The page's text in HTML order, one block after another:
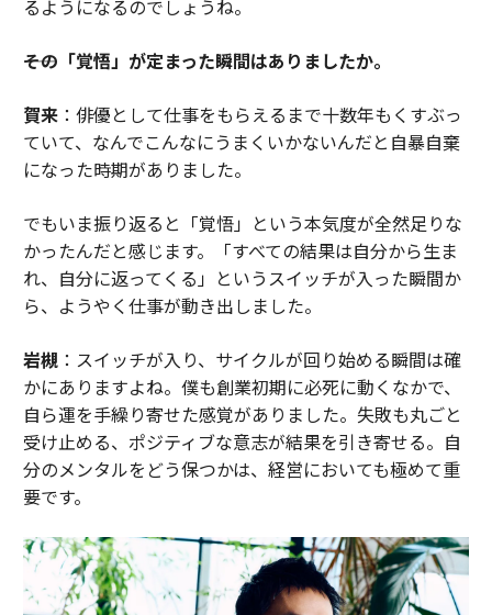
るようになるのでしょうね。
――その「覚悟」が定まった瞬間はありましたか。
賀来：俳優として仕事をもらえるまで十数年もくすぶっ
ていて、なんでこんなにうまくいかないんだと自暴自棄
になった時期がありました。
でもいま振り返ると「覚悟」という本気度が全然足りな
かったんだと感じます。「すべての結果は自分から生ま
れ、自分に返ってくる」というスイッチが入った瞬間か
ら、ようやく仕事が動き出しました。
岩槻：スイッチが入り、サイクルが回り始める瞬間は確
かにありますよね。僕も創業初期に必死に動くなかで、
自ら運を手繰り寄せた感覚がありました。失敗も丸ごと
受け止める、ポジティブな意志が結果を引き寄せる。自
分のメンタルをどう保つかは、経営においても極めて重
要です。